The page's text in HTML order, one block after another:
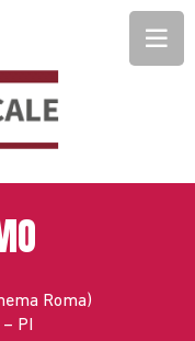
Roma)
PI